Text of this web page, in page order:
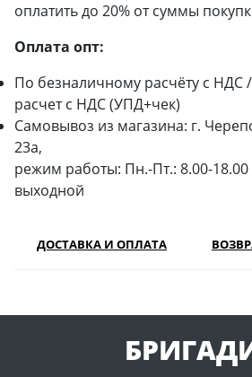
оплатить до 20% от суммы
Оплата опт:
По безналичному расчёту с НДС
расчет с НДС (УПД+чек)
Самовывоз из магазина: г.
23а,
режим работы: Пн.-Пт.: 8.00-18.00
выходной
ДОСТАВКА И ОПЛАТА